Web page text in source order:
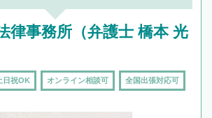
律事務所（弁護士 橋本 光
日祝OK オンライン相談可 全国出張対応可